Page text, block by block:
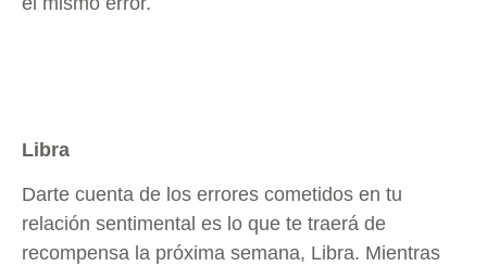
Libra
Darte cuenta de los errores cometidos en tu
relación sentimental es lo que te traerá de
recompensa la próxima semana, Libra. Mientras